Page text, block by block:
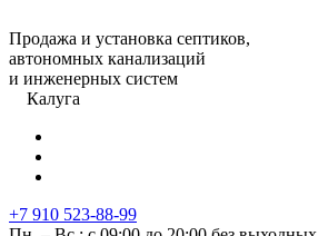
Продажа и установка септиков,
автономных канализаций
и инженерных систем
Калуга
+7 910 523-88-99